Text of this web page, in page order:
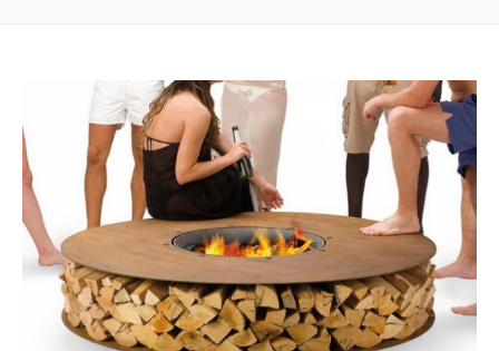
חדר חדשות
המלצות
ניהול מוניטין